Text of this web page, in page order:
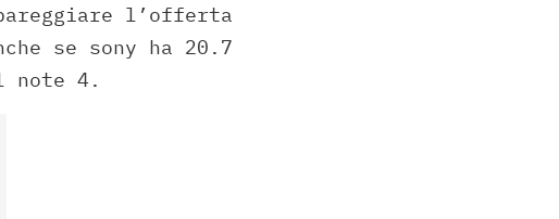
l’offerta
se sony ha 20.7
note 4.